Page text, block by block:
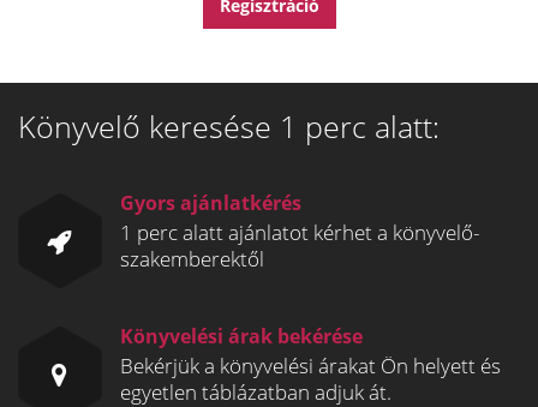
Könyvelő keresése 1 perc alatt:
Gyors ajánlatkérés
1 perc alatt ajánlatot kérhet a könyvelő-
szakemberektől
Könyvelési árak bekérése
Bekérjük a könyvelési árakat Ön helyett és
egyetlen táblázatban adjuk át.